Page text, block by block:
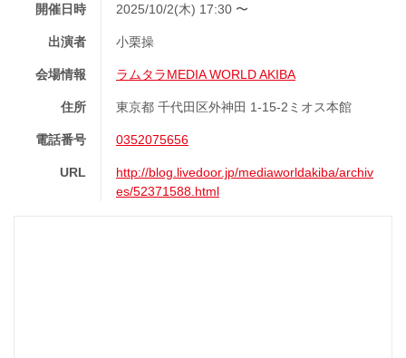
開催日時 2025/10/2(木) 17:30 〜
出演者 小栗操
会場情報 ラムタラMEDIA WORLD AKIBA
住所 東京都 千代田区外神田 1-15-2ミオス本館
電話番号 0352075656
URL
http://blog.livedoor.jp/mediaworldakiba/archiv
es/52371588.html